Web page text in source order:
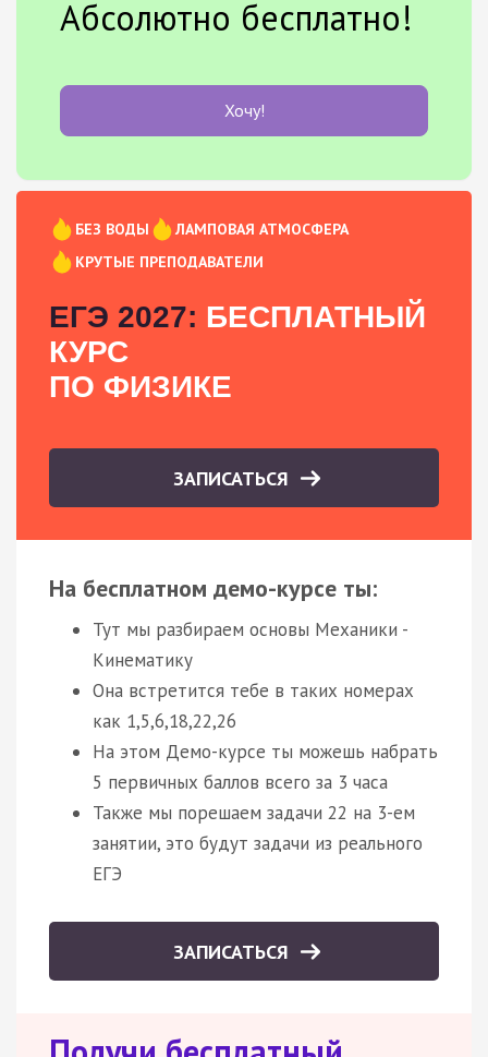
Абсолютно бесплатно!
Хочу!
БЕЗ ВОДЫ
ЛАМПОВАЯ АТМОСФЕРА
КРУТЫЕ ПРЕПОДАВАТЕЛИ
ЕГЭ 2027: БЕСПЛАТНЫЙ
КУРС
ПО ФИЗИКЕ
ЗАПИСАТЬСЯ
На бесплатном демо-курсе ты:
Тут мы разбираем основы Механики -
Кинематику
Она встретится тебе в таких номерах
как 1,5,6,18,22,26
На этом Демо-курсе ты можешь набрать
5 первичных баллов всего за 3 часа
Также мы порешаем задачи 22 на 3-ем
занятии, это будут задачи из реального
ЕГЭ
ЗАПИСАТЬСЯ